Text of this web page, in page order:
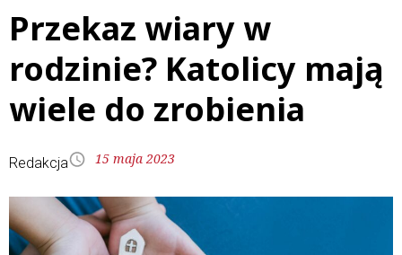
Przekaz wiary w
rodzinie? Katolicy mają
wiele do zrobienia
Redakcja 15 maja 2023